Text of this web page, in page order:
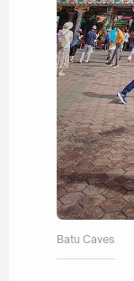
Batu Caves